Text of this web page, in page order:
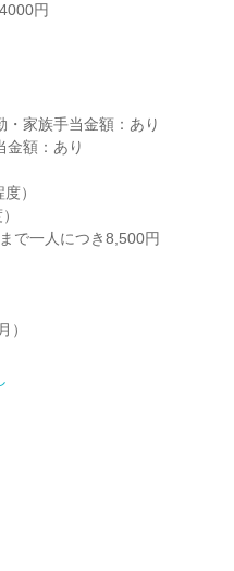
円
家族手当金額：あり
金額：あり
）
で一人につき8,500円
）